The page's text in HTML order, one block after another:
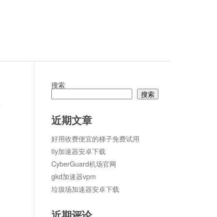
搜索
搜索
近期文章
好用收费便宜的梯子免费试用
tly加速器安卓下载
CyberGuard机场官网
gkd加速器vpm
垃圾场加速器安卓下载